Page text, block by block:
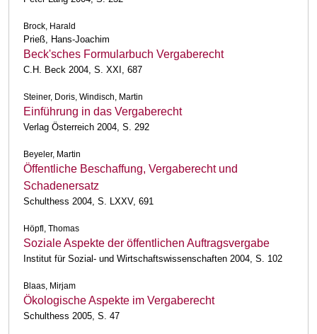
Brock, Harald
Prieß, Hans-Joachim
Beck'sches Formularbuch Vergaberecht
C.H. Beck 2004, S. XXI, 687
Steiner, Doris, Windisch, Martin
Einführung in das Vergaberecht
Verlag Österreich 2004, S. 292
Beyeler, Martin
Öffentliche Beschaffung, Vergaberecht und
Schadenersatz
Schulthess 2004, S. LXXV, 691
Höpfl, Thomas
Soziale Aspekte der öffentlichen Auftragsvergabe
Institut für Sozial- und Wirtschaftswissenschaften 2004, S. 102
Blaas, Mirjam
Ökologische Aspekte im Vergaberecht
Schulthess 2005, S. 47